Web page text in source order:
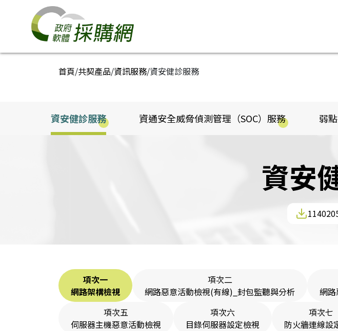
跳到主要內容區塊
政府軟體採購網
:::
首頁/共契產品/資訊服務/資安健診服務
資安健診服務 資通安全威脅偵測管理（SOC）服務 弱
資安
項次一
網路架構檢視
項次二
網路惡意活動檢視(有線)_封包監聽與分析
網
項次五
伺服器主機惡意活動檢視
項次六
目錄伺服器設定檢視
項次七
防火牆連線設